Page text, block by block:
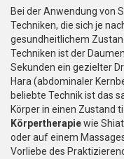
Bei der Anwendung von
Techniken, die sich je
gesundheitlichem
Techniken ist der
Sekunden ein gezielter
Hara (abdominaler
beliebte Technik ist das
Körper in einen Zustand
Körpertherapiewie
oder auf einem
Vorliebe des